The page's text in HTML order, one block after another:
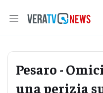
Pesaro -
una perizia